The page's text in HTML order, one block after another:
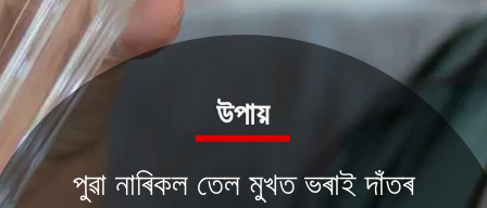
পুৱা নাৰিকল তেল মুখত ভৰাই দাঁতৰ
উপায়